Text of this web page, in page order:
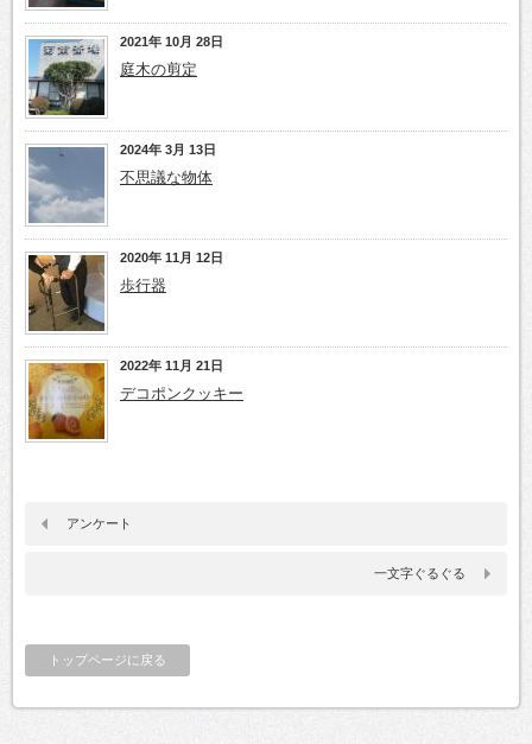
2021年 10月 28日
庭木の剪定
2024年 3月 13日
不思議な物体
2020年 11月 12日
歩行器
2022年 11月 21日
デコポンクッキー
アンケート
一文字ぐるぐる
トップページに戻る